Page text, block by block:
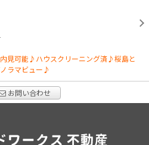
見可能♪ハウスクリーニング済♪桜島と
ラマビュー♪
お問い合わせ